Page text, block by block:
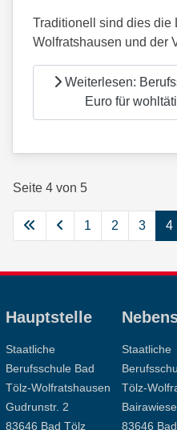
Traditionell sind dies die
Wolfratshausen und der
Weiterlesen:
Euro für
Seite 4 von 5
1 2 3 4
Hauptstelle
Staatliche
Berufsschule Bad
Tölz-Wolfratshausen
Gudrunstr. 2
83646 Bad Tölz
Staatliche
Tölz-
83646